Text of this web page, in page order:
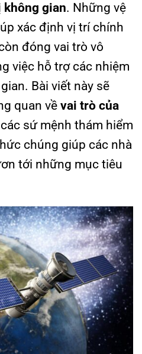
gian. Những vệ
xác định vị trí chính
đóng vai trò vô
việc hỗ trợ các nhiệm
Bài viết này sẽ
quan về vai trò của
sứ mệnh thám hiểm
chúng giúp các nhà
tới những mục tiêu